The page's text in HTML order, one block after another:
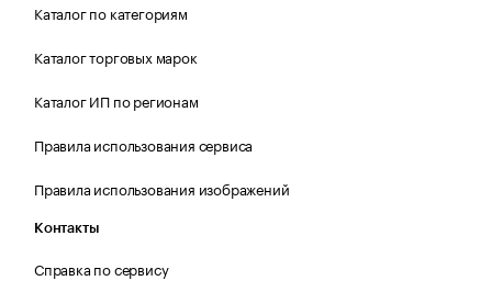
Каталог по категориям
Каталог торговых марок
Каталог ИП по регионам
Правила использования сервиса
Правила использования изображений
Контакты
Справка по сервису